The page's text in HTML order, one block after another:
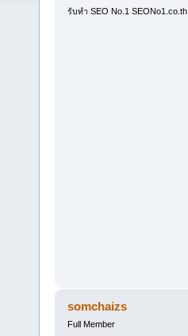
รับทำ SEO No.1 SEONo1.co.th
somchaizs
Full Member